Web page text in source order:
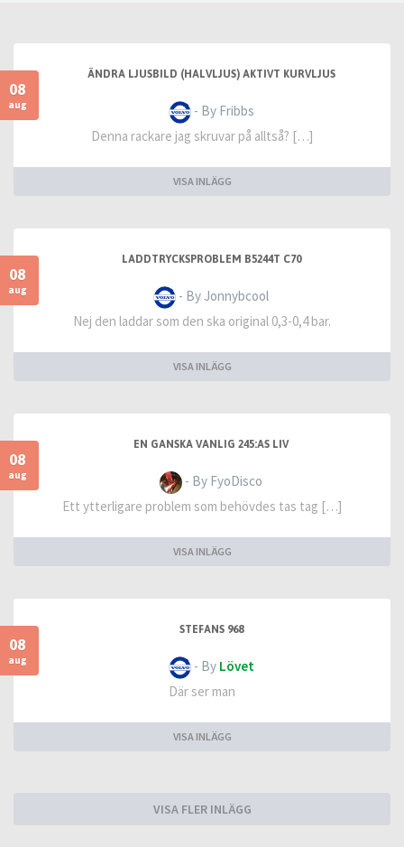
08
aug
ÄNDRA LJUSBILD (HALVLJUS) AKTIVT KURVLJUS
- By Fribbs
Denna rackare jag skruvar på alltså? […]
VISA INLÄGG
08
aug
LADDTRYCKSPROBLEM B5244T C70
- By Jonnybcool
Nej den laddar som den ska original 0,3-0,4 bar.
VISA INLÄGG
08
aug
EN GANSKA VANLIG 245:AS LIV
- By FyoDisco
Ett ytterligare problem som behövdes tas tag […]
VISA INLÄGG
08
aug
STEFANS 968
- By Lövet
Där ser man
VISA INLÄGG
VISA FLER INLÄGG